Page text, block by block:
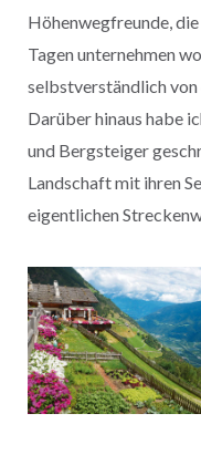
Höhenwegfreunde,
Tagen unternehmen
selbstverständlich von
Darüber hinaus habe
und Bergsteiger
Landschaft mit ihren
eigentlichen